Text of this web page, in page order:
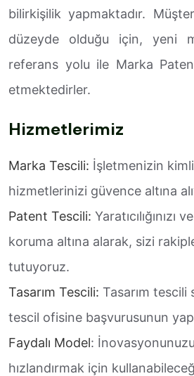
bilirkişilik yapmaktadır.
düzeyde olduğu için, yeni
referans yolu ile Marka
etmektedirler.
Hizmetlerimiz
Marka Tescili: İşletmenizin
hizmetlerinizi güvence altına
Patent Tescili: Yaratıcılığınızı
koruma altına alarak, sizi
tutuyoruz.
Tasarım Tescili: Tasarım tescili
tescil ofisine başvurusunun
Faydalı Model:
hızlandırmak için